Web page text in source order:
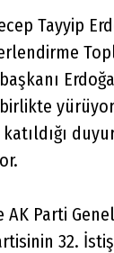
Tayyip
AK Parti
32.